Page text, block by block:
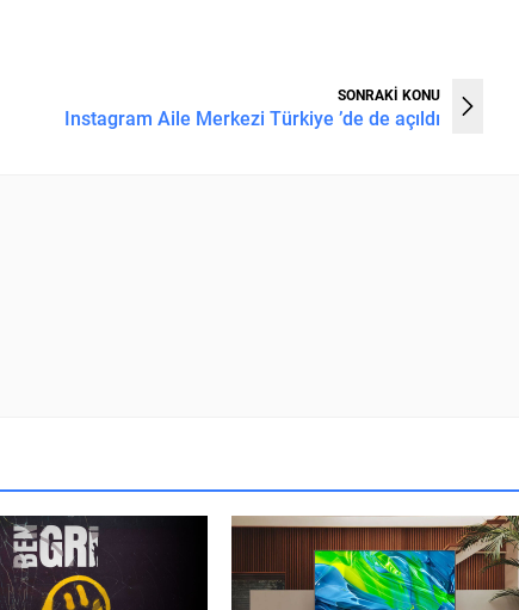
SONRAKİ KONU
Instagram Aile Merkezi Türkiye ’de de açıldı